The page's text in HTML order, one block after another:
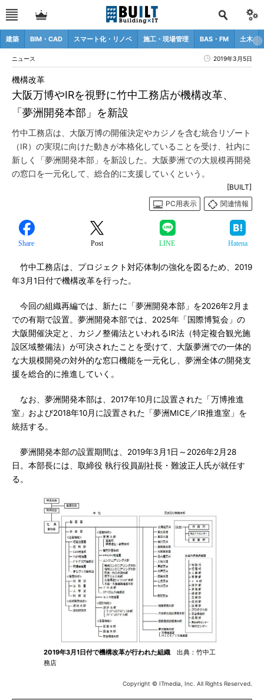
建築 BIM・CAD スマート化・リノベ 施工・現場管理 BAS・FM 土木
ニュース 2019年3月5日
大阪万博やIRを視野に竹中工務店が機構改革、
「夢洲開発本部」を新設
機構改革
竹中工務店は、大阪万博の開催決定やカジノを含む統合リゾート
（IR）の実現に向けた動きが本格化していることを受け、社内に
新しく「夢洲開発本部」を新設した。大阪夢洲での大規模再開発
の窓口を一元化して、総合的に支援していくという。
[BUILT]
PC用表示
関連情報
Share Post LINE Hatena
竹中工務店は、プロジェクト対応体制の強化を図るため、2019
年3月1日付で機構改革を行った。
今回の組織再編では、新たに「夢洲開発本部」を2026年2月ま
での有期で設置。夢洲開発本部では、2025年「国際博覧会」の
大阪開催決定と、カジノ整備法といわれるIR法（特定複合観光施
設区域整備法）が可決されたことを受けて、大阪夢洲での一体的
な大規模開発の対外的な窓口機能を一元化し、夢洲全体の開発支
援を総合的に推進していく。
なお、夢洲開発本部は、2017年10月に設置された「万博推進
室」および2018年10月に設置された「夢洲MICE／IR推進室」を
統括する。
夢洲開発本部の設置期間は、2019年3月1日～2026年2月28
日。本部長には、取締役 執行役員副社長・難波正人氏が就任す
る。
2019年3月1日付で機構改革が行われた組織 出典：竹中工
務店
Copyright © ITmedia, Inc. All Rights Reserved.